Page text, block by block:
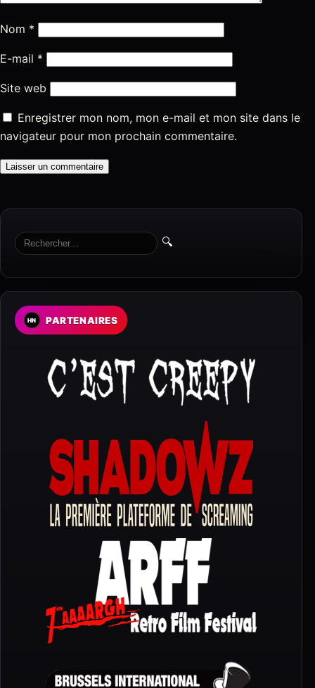
Nom *
E-mail *
Site web
Enregistrer mon nom, mon e-mail et mon site dans le
navigateur pour mon prochain commentaire.
🔍
PARTENAIRES